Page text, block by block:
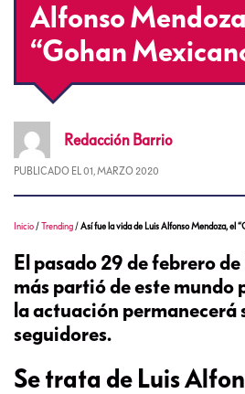
Alfonso
“Gohan
Redacción Barrio
PUBLICADO EL 01, MARZO 2020
Inicio /Trending /Así fue la vida de Luis Alfonso Mendoza, el
El pasado 29 de febrero
más partió de este mundo
la actuación permanecerá
seguidores.
Se trata de Luis